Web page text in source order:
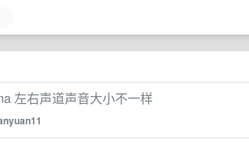
左右声道声音大小不一样